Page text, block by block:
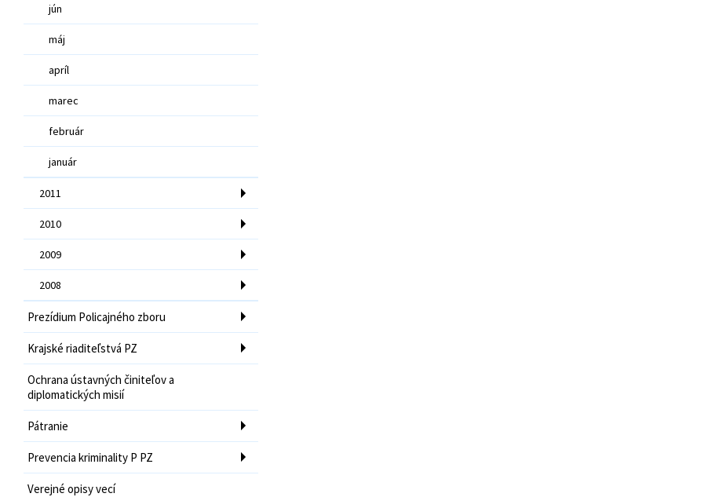
jún
máj
apríl
marec
február
január
2011
2010
2009
2008
Prezídium Policajného zboru
Krajské riaditeľstvá PZ
Ochrana ústavných činiteľov a
diplomatických misií
Pátranie
Prevencia kriminality P PZ
Verejné opisy vecí